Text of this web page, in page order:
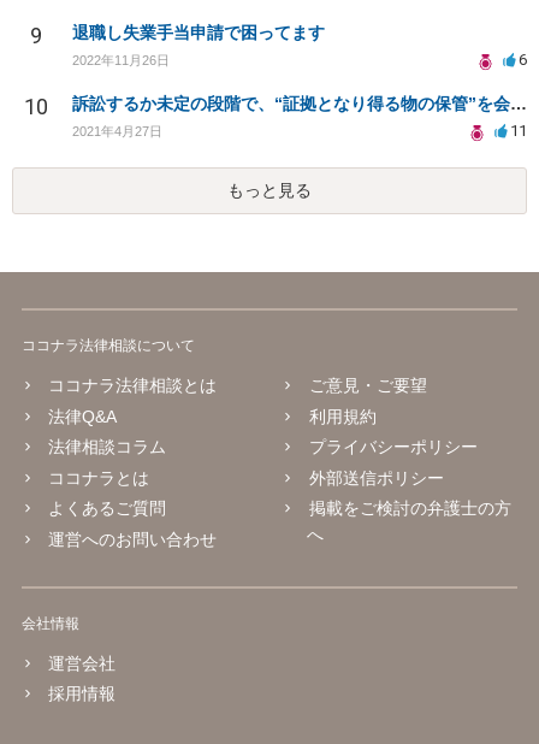
9 退職し失業手当申請で困ってます
2022年11月26日 6
10 訴訟するか未定の段階で、“証拠となり得る物の保管”を会社に応じてもらえる方法は在りますか?
2021年4月27日 11
もっと見る
ココナラ法律相談について
ココナラ法律相談とは
法律Q&A
法律相談コラム
ココナラとは
よくあるご質問
運営へのお問い合わせ
ご意見・ご要望
利用規約
プライバシーポリシー
外部送信ポリシー
掲載をご検討の弁護士の方
へ
会社情報
運営会社
採用情報